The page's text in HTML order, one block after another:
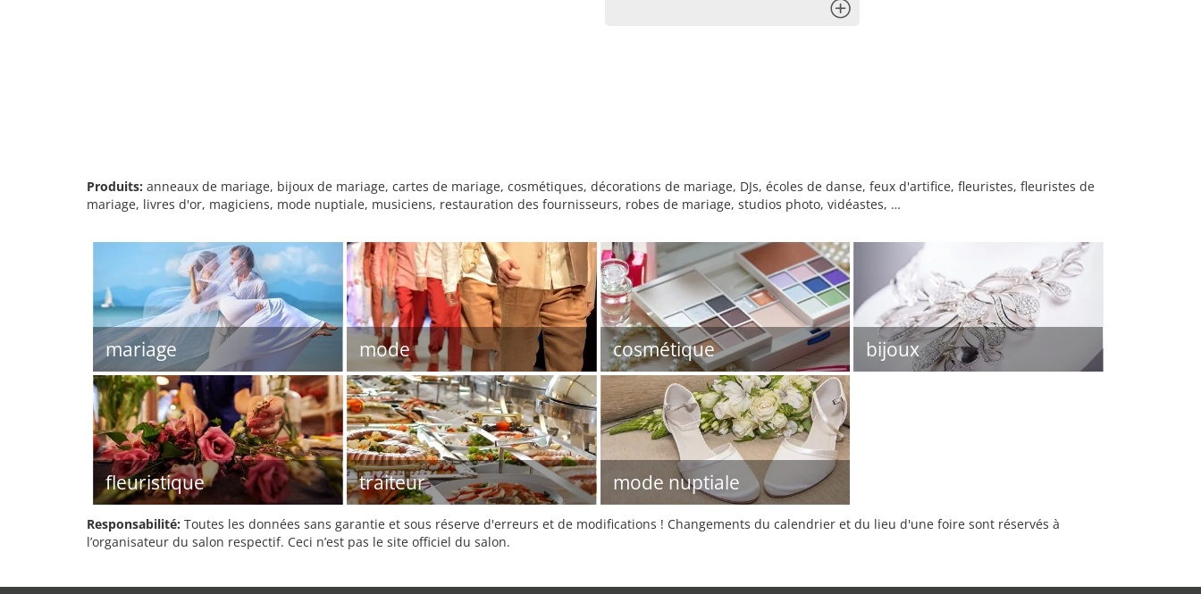
Produits: anneaux de mariage, bijoux de mariage, cartes de mariage, cosmétiques, décorations de mariage, DJs, écoles de danse, feux d'artifice, fleuristes, fleuristes de
mariage, livres d'or, magiciens, mode nuptiale, musiciens, restauration des fournisseurs, robes de mariage, studios photo, vidéastes, …
mariage mode cosmétique bijoux
fleuristique traiteur mode nuptiale
Responsabilité: Toutes les données sans garantie et sous réserve d'erreurs et de modifications ! Changements du calendrier et du lieu d'une foire sont réservés à
l’organisateur du salon respectif. Ceci n’est pas le site officiel du salon.